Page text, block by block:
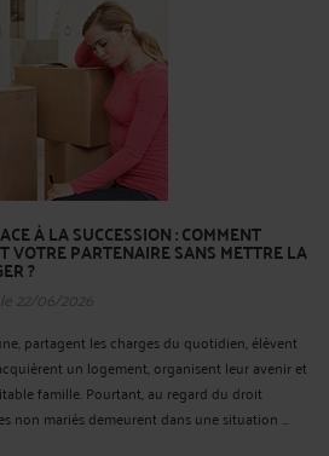
À LA SUCCESSION : COMMENT
VOTRE PARTENAIRE SANS METTRE LA
?
22/06/2026
partagent les charges du quotidien, élèvent
un logement, organisent leur avenir et
famille. Pourtant, au regard du droit
non mariés demeurent dans une situation ...